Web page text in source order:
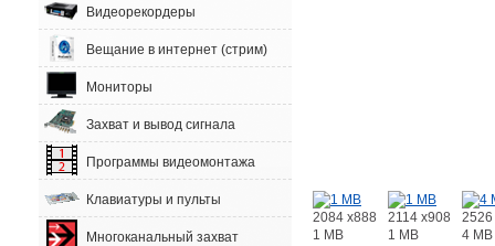
Видеорекордеры
Вещание в интернет (стрим)
Мониторы
Захват и вывод сигнала
Программы видеомонтажа
Клавиатуры и пульты
Многоканальный захват
2084 x888
1 MB
2114 x908
1 MB
4 MB